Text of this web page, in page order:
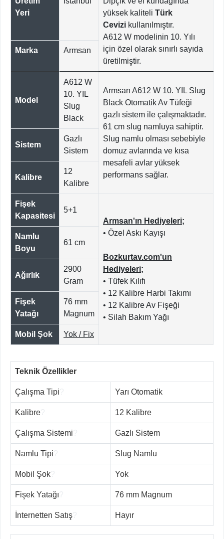
Yeri
yüksek kaliteli Türk
Cevizi kullanılmıştır.
A612 W modelinin 10. Yılı
için özel olarak sınırlı sayıda
üretilmiştir.
Marka Armsan
Model
A612 W
10. YIL
Slug
Black
Armsan A612 W 10. YIL Slug
Black Otomatik Av Tüfeği
gazlı sistem ile çalışmaktadır.
61 cm slug namluya sahiptir.
Slug namlu olması sebebiyle
domuz avlarında ve kısa
mesafeli avlar yüksek
performans sağlar.
Sistem
Gazlı
Sistem
Kalibre
12
Kalibre
Fişek
Kapasitesi
5+1
Armsan'ın Hediyeleri;
• Özel Askı Kayışı
Bozkurtav.com'un
Hediyeleri;
• Tüfek Kılıfı
• 12 Kalibre Harbi Takımı
• 12 Kalibre Av Fişeği
• Silah Bakım Yağı
Namlu
Boyu
61 cm
Ağırlık
2900
Gram
Fişek
Yatağı
76 mm
Magnum
Mobil Şok Yok / Fix
Teknik Özellikler
Çalışma Tipi Yarı Otomatik
Kalibre 12 Kalibre
Çalışma Sistemi Gazlı Sistem
Namlu Tipi Slug Namlu
Mobil Şok Yok
Fişek Yatağı 76 mm Magnum
İnternetten Satış Hayır